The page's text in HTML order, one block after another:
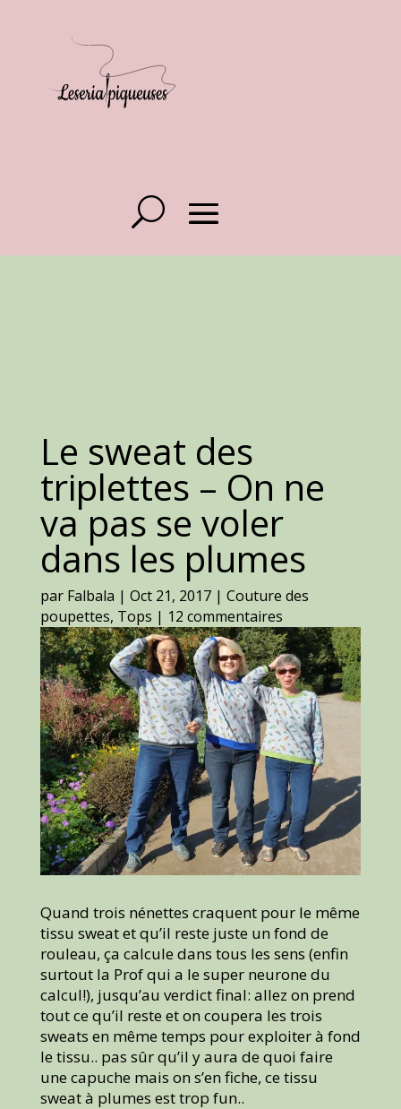
Le sweat des
triplettes – On ne
va pas se voler
dans les plumes
par Falbala | Oct 21, 2017| Couture des
poupettes, Tops | 12 commentaires
Quand trois nénettes craquent pour le même
tissu sweat et qu’il reste juste un fond de
rouleau, ça calcule dans tous les sens (enfin
surtout la Prof qui a le super neurone du
calcul!), jusqu’au verdict final: allez on prend
tout ce qu’il reste et on coupera les trois
sweats en même temps pour exploiter à fond
le tissu.. pas sûr qu’il y aura de quoi faire
une capuche mais on s’en fiche, ce tissu
sweat à plumes est trop fun..